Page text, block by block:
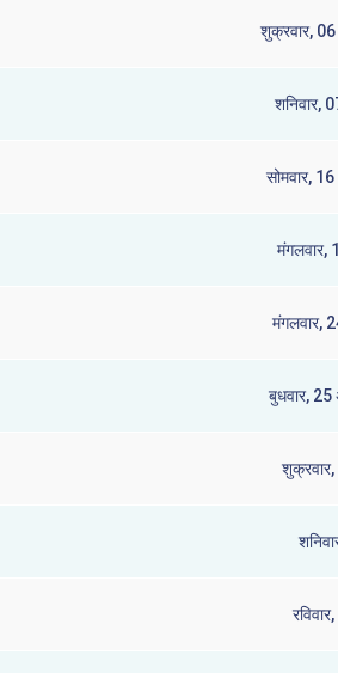
शुक्रवार,
शनिवार,
सोमवार,
मंगलवार,
बुधवार,